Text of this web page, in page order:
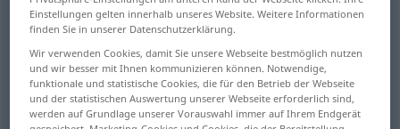
Übersicht aller Übersetzungen
(Für mehr Details die Übersetzung anklicken/antippen)
disordered, disarranged, unarranged
Einstellungen gelten innerhalb unseres Website. Weitere Informationen
finden Sie in unserer Datenschutzerklärung.
Wir verwenden Cookies, damit Sie unsere Webseite bestmöglich nutzen
und wir besser mit Ihnen kommunizieren können. Notwendige,
funktionale und statistische Cookies, die für den Betrieb der Webseite
und der statistischen Auswertung unserer Webseite erforderlich sind,
werden auf Grundlage unserer Vorauswahl immer auf Ihrem Endgerät